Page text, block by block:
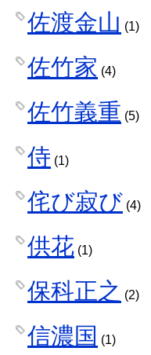
佐渡金山 (1)
佐竹家 (4)
佐竹義重 (5)
侍 (1)
侘び寂び (4)
供花 (1)
保科正之 (2)
信濃国 (1)